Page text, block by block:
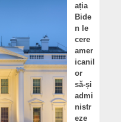
ația
Bide
n le
cere
amer
icanil
or
să-și
admi
nistr
eze